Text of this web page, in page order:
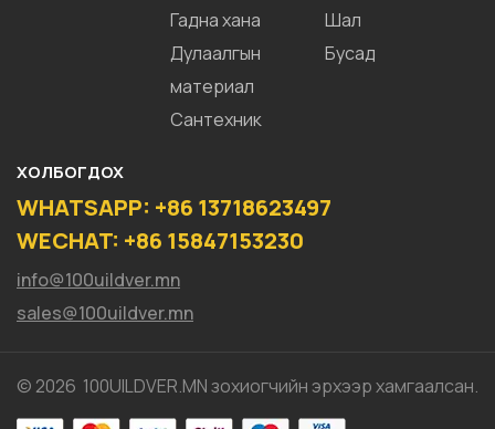
Гадна хана
Дулаалгын
материал
Сантехник
Шал
Бусад
ХОЛБОГДОХ
WHATSAPP: +86 13718623497
WECHAT: +86 15847153230
info@100uildver.mn
sales@100uildver.mn
© 2026 100UILDVER.MN зохиогчийн эрхээр хамгаалсан.